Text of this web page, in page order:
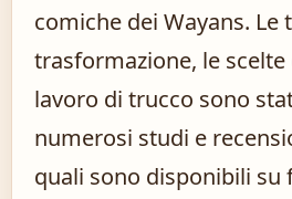
comiche dei Wayans. Le
trasformazione, le
lavoro di trucco sono
numerosi studi e
quali sono disponibili su